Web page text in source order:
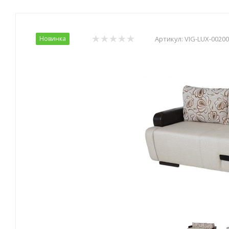
Новинка Артикул: VIG-LUX-